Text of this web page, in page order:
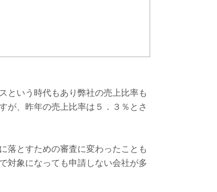
という時代もあり弊社の売上比率も
が、昨年の売上比率は５．３％とさ
落とすための審査に変わったことも
対象になっても申請しない会社が多